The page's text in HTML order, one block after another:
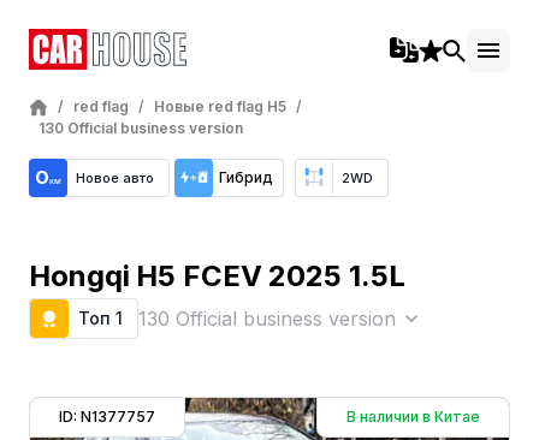
/ red flag / Новые red flag H5 /
130 Official business version
Новое авто Гибрид 2WD
Hongqi H5 FCEV 2025 1.5L
Топ 1 130 Official business version
ID: N1377757 В наличии в Китае